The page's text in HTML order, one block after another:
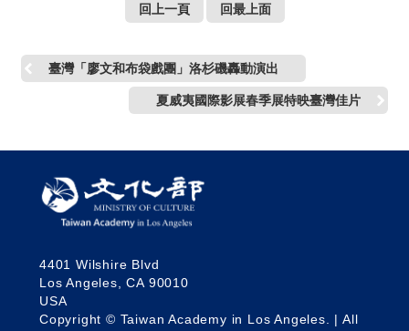
回上一頁 回最上面
臺灣「廖文和布袋戲團」洛杉磯轟動演出
夏威夷國際影展春季展特映臺灣佳片
4401 Wilshire Blvd
Los Angeles, CA 90010
USA
Copyright © Taiwan Academy in Los Angeles. | All